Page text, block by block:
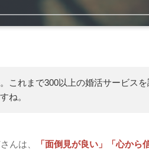
これまで300以上の婚活サービス
ね。
んは、
「面倒見が良い」「心か